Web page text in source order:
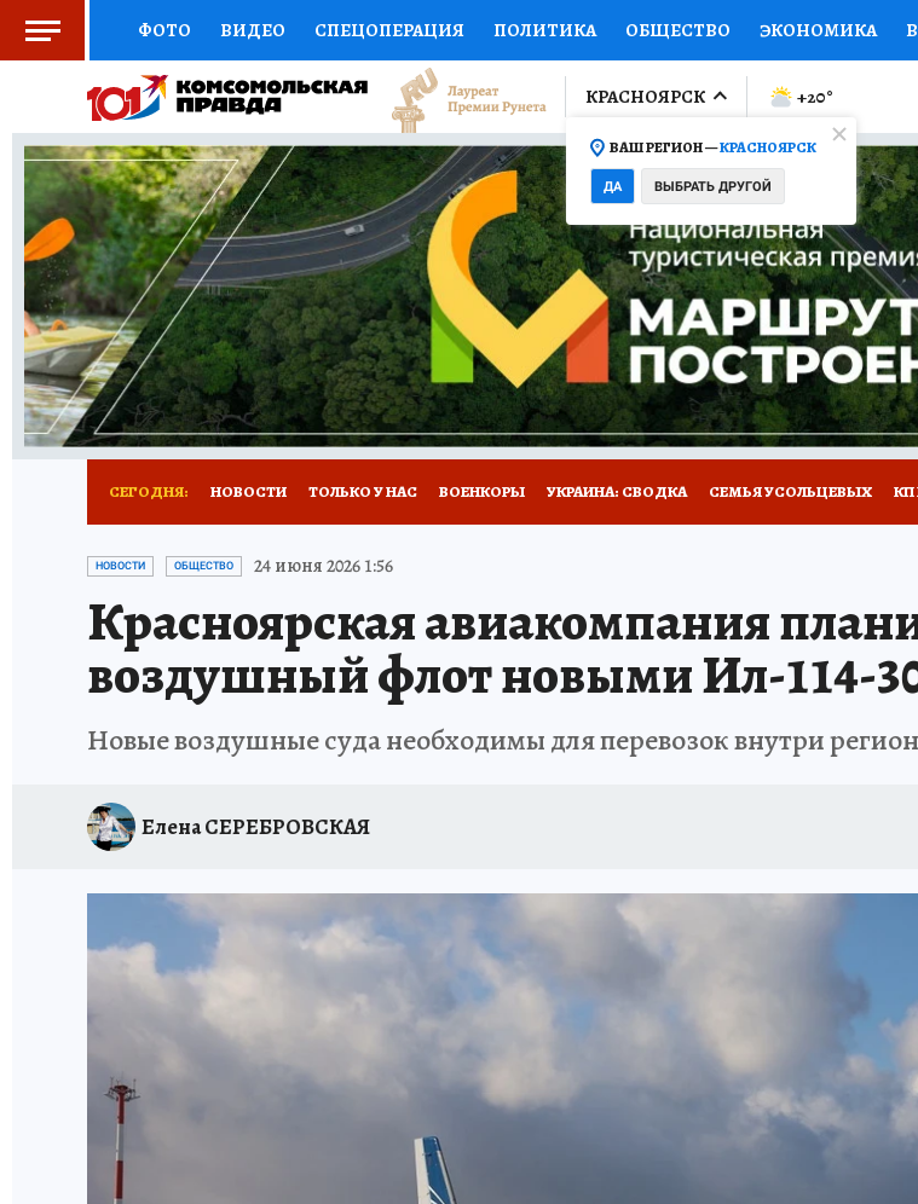
ФОТО ВИДЕО СПЕЦОПЕРАЦИЯ ПОЛИТИКА ОБЩЕСТВО ЭКОНОМИКА
СОЦПОДДЕРЖКА НАУКА СПОРТ КОЛУМНИСТЫ ПРОИСШЕСТВИЯ
ВЫБОР ЭКСПЕРТОВ ДОКТОР ФИНАНСЫ ОТКРЫВАЕМ МИР Я ЗНАЮ
КНИЖНАЯ ПОЛКА ПРОГНОЗЫ НА СПОРТ ПРОМОКОДЫ СЕРИАЛЫ
ПРЕСС-ЦЕНТР НЕДВИЖИМОСТЬ ТЕЛЕВИЗОР КОЛЛЕКЦИИ КОНКУРСЫ
РАДИО КП РЕКЛАМА ТЕСТЫ НОВОЕ НА САЙТЕ
КРАСНОЯРСК
ВАШ РЕГИОН —КРАСНОЯРСК
ДА ВЫБРАТЬ ДРУГОЙ
+20°
СЕГОДНЯ: НОВОСТИ ТОЛЬКО У НАС ВОЕНКОРЫ УКРАИНА: СВОДКА СЕМЬЯ УСОЛЬЦЕВЫХ КП
ОТДЫХ В РОССИИ ЗАПОВЕДНАЯ РОССИЯ
НОВОСТИ ОБЩЕСТВО 24 июня 2026 1:56
Красноярская авиакомпания
воздушный флот новыми Ил-114-
Новые воздушные суда необходимы для перевозок внутри
Елена СЕРЕБРОВСКАЯ